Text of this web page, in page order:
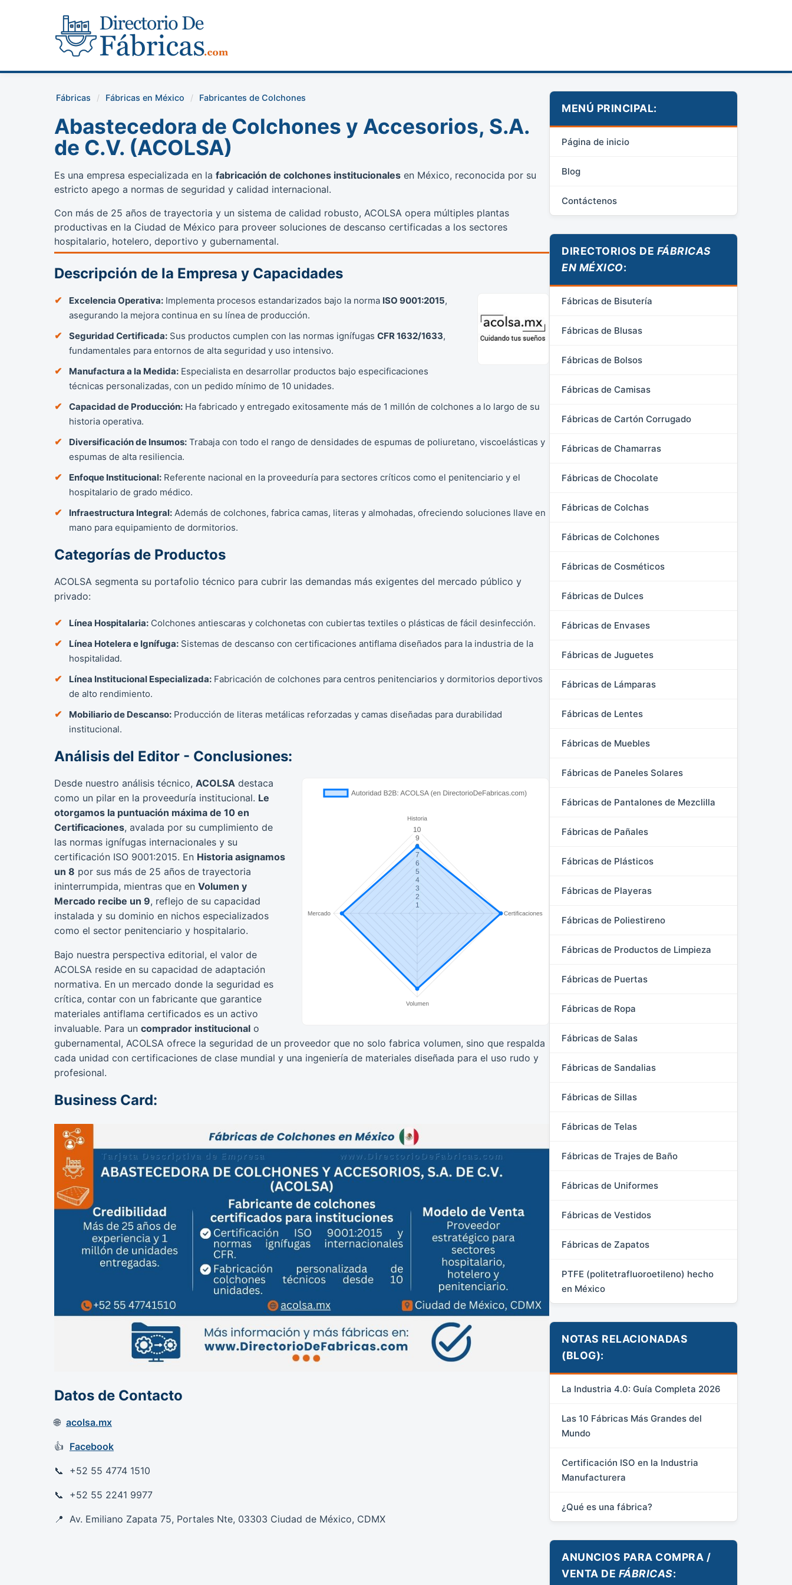
Fábricas Fábricas en México Fabricantes de Colchones
Abastecedora de Colchones y Accesorios, S.A.
de C.V. (ACOLSA)
Es una empresa especializada en la fabricación de colchones institucionales en México, reconocida por su
estricto apego a normas de seguridad y calidad internacional.
Con más de 25 años de trayectoria y un sistema de calidad robusto, ACOLSA opera múltiples plantas
productivas en la Ciudad de México para proveer soluciones de descanso certificadas a los sectores
hospitalario, hotelero, deportivo y gubernamental.
Descripción de la Empresa y Capacidades
Excelencia Operativa: Implementa procesos estandarizados bajo la norma ISO 9001:2015,
asegurando la mejora continua en su línea de producción.
Seguridad Certificada: Sus productos cumplen con las normas ignífugas CFR 1632/1633,
fundamentales para entornos de alta seguridad y uso intensivo.
Manufactura a la Medida: Especialista en desarrollar productos bajo especificaciones
técnicas personalizadas, con un pedido mínimo de 10 unidades.
Capacidad de Producción: Ha fabricado y entregado exitosamente más de 1 millón de colchones a lo largo de su
historia operativa.
Diversificación de Insumos: Trabaja con todo el rango de densidades de espumas de poliuretano, viscoelásticas y
espumas de alta resiliencia.
Enfoque Institucional: Referente nacional en la proveeduría para sectores críticos como el penitenciario y el
hospitalario de grado médico.
Infraestructura Integral: Además de colchones, fabrica camas, literas y almohadas, ofreciendo soluciones llave en
mano para equipamiento de dormitorios.
Categorías de Productos
ACOLSA segmenta su portafolio técnico para cubrir las demandas más exigentes del mercado público y
privado:
Línea Hospitalaria: Colchones antiescaras y colchonetas con cubiertas textiles o plásticas de fácil desinfección.
Línea Hotelera e Ignífuga: Sistemas de descanso con certificaciones antiflama diseñados para la industria de la
hospitalidad.
Línea Institucional Especializada: Fabricación de colchones para centros penitenciarios y dormitorios deportivos
de alto rendimiento.
Mobiliario de Descanso: Producción de literas metálicas reforzadas y camas diseñadas para durabilidad
institucional.
Análisis del Editor - Conclusiones:
Desde nuestro análisis técnico, ACOLSA destaca
como un pilar en la proveeduría institucional. Le
otorgamos la puntuación máxima de 10 en
Certificaciones, avalada por su cumplimiento de
las normas ignífugas internacionales y su
certificación ISO 9001:2015. En Historia asignamos
un 8 por sus más de 25 años de trayectoria
ininterrumpida, mientras que en Volumen y
Mercado recibe un 9, reflejo de su capacidad
instalada y su dominio en nichos especializados
como el sector penitenciario y hospitalario.
Bajo nuestra perspectiva editorial, el valor de
ACOLSA reside en su capacidad de adaptación
normativa. En un mercado donde la seguridad es
crítica, contar con un fabricante que garantice
materiales antiflama certificados es un activo
invaluable. Para un comprador institucional o
gubernamental, ACOLSA ofrece la seguridad de un proveedor que no solo fabrica volumen, sino que respalda
cada unidad con certificaciones de clase mundial y una ingeniería de materiales diseñada para el uso rudo y
profesional.
Business Card:
Datos de Contacto
acolsa.mx
Facebook
+52 55 4774 1510
+52 55 2241 9977
Av. Emiliano Zapata 75, Portales Nte, 03303 Ciudad de México, CDMX
MENÚ PRINCIPAL:
Página de inicio
Blog
Contáctenos
DIRECTORIOS DE FÁBRICAS
EN MÉXICO:
Fábricas de Bisutería
Fábricas de Blusas
Fábricas de Bolsos
Fábricas de Camisas
Fábricas de Cartón Corrugado
Fábricas de Chamarras
Fábricas de Chocolate
Fábricas de Colchas
Fábricas de Colchones
Fábricas de Cosméticos
Fábricas de Dulces
Fábricas de Envases
Fábricas de Juguetes
Fábricas de Lámparas
Fábricas de Lentes
Fábricas de Muebles
Fábricas de Paneles Solares
Fábricas de Pantalones de Mezclilla
Fábricas de Pañales
Fábricas de Plásticos
Fábricas de Playeras
Fábricas de Poliestireno
Fábricas de Productos de Limpieza
Fábricas de Puertas
Fábricas de Ropa
Fábricas de Salas
Fábricas de Sandalias
Fábricas de Sillas
Fábricas de Telas
Fábricas de Trajes de Baño
Fábricas de Uniformes
Fábricas de Vestidos
Fábricas de Zapatos
PTFE (politetrafluoroetileno) hecho
en México
NOTAS RELACIONADAS
(BLOG):
La Industria 4.0: Guía Completa 2026
Las 10 Fábricas Más Grandes del
Mundo
Certificación ISO en la Industria
Manufacturera
¿Qué es una fábrica?
ANUNCIOS PARA COMPRA /
VENTA DE FÁBRICAS: